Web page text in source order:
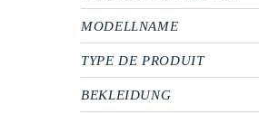
MODELLNAME
TYPE DE PRODUIT
BEKLEIDUNG